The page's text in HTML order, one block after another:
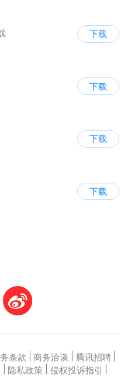
下载
下载
下载
下载
条款 商务洽谈 腾讯招聘
隐私政策 侵权投诉指引